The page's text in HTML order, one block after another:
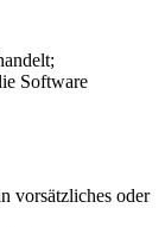
Software
vorsätzliches oder